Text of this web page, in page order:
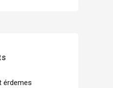
érdemes